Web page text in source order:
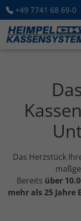
+49 7741 68 69-0
Das Herzstück
Bereits über
mehr als 25 Jahre